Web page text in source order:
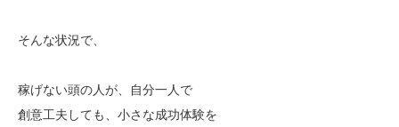
そんな状況で、
稼げない頭の人が、自分一人で
創意工夫しても、小さな成功体験を